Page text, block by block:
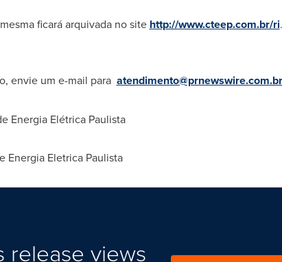
ficará arquivada no site http://www.cteep.com.br/ri
envie um e-mail para atendimento@prnewswire.com.br
Energia Elétrica Paulista
Energia Eletrica Paulista
release views